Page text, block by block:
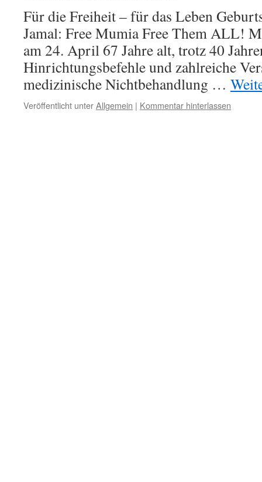
Für die Freiheit – für das Leben
Jamal: Free Mumia Free Them ALL!
am 24. April 67 Jahre alt, trotz 40
Hinrichtungsbefehle und zahlreiche
medizinische Nichtbehandlung …
Veröffentlicht unterAllgemein | Kommentar hinterlassen